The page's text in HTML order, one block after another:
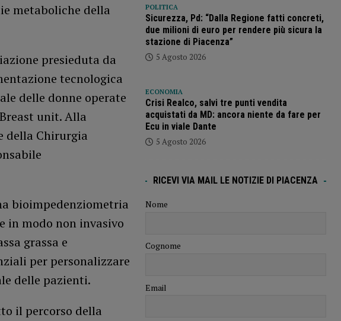
metaboliche della
presieduta da
tecnologica
delle donne operate
unit. Alla
della Chirurgia
bioimpedenziometria
in modo non invasivo
grassa e
per personalizzare
delle pazienti.
il percorso della
POLITICA
Sicurezza, Pd: “Dalla Regione fatti concreti,
due milioni di euro per rendere più sicura la
stazione di Piacenza”
5 Agosto 2026
ECONOMIA
Crisi Realco, salvi tre punti vendita
acquistati da MD: ancora niente da fare per
Ecu in viale Dante
5 Agosto 2026
RICEVI VIA MAIL LE NOTIZIE DI PIACENZA
Nome
Cognome
Email